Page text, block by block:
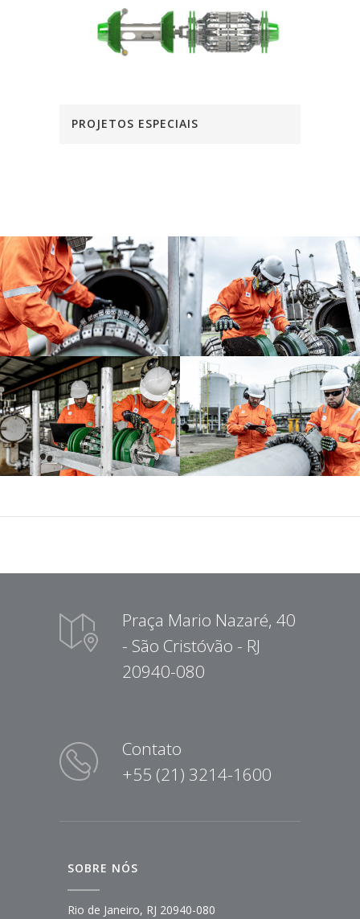
PROJETOS ESPECIAIS
Praça Mario Nazaré, 40
- São Cristóvão - RJ
20940-080
Contato
+55 (21) 3214-1600
SOBRE NÓS
Rio de Janeiro, RJ 20940-080